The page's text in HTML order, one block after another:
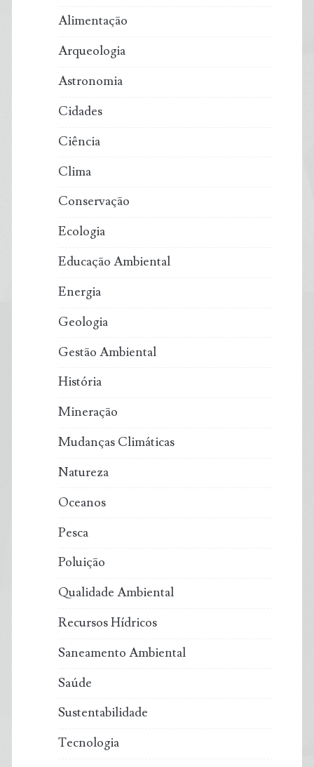
Alimentação
Arqueologia
Astronomia
Cidades
Ciência
Clima
Conservação
Ecologia
Educação Ambiental
Energia
Geologia
Gestão Ambiental
História
Mineração
Mudanças Climáticas
Natureza
Oceanos
Pesca
Poluição
Qualidade Ambiental
Recursos Hídricos
Saneamento Ambiental
Saúde
Sustentabilidade
Tecnologia